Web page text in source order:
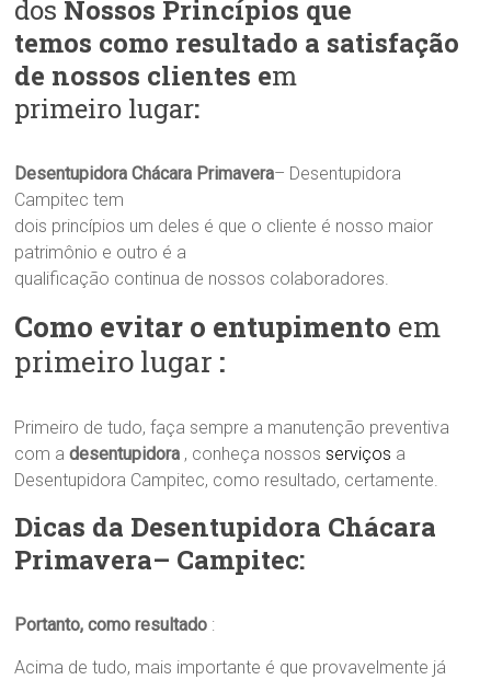
dos Nossos Princípios que
temos como resultado a satisfação
de nossos clientes em
primeiro lugar:
Desentupidora Chácara Primavera– Desentupidora
Campitec tem
dois princípios um deles é que o cliente é nosso maior
patrimônio e outro é a
qualificação continua de nossos colaboradores.
Como evitar o entupimento em
primeiro lugar :
Primeiro de tudo, faça sempre a manutenção preventiva
com adesentupidora , conheça nossosserviços a
Desentupidora Campitec, como resultado, certamente.
Dicas da Desentupidora Chácara
Primavera– Campitec:
Portanto, como resultado :
Acima de tudo, mais importante é que provavelmente já